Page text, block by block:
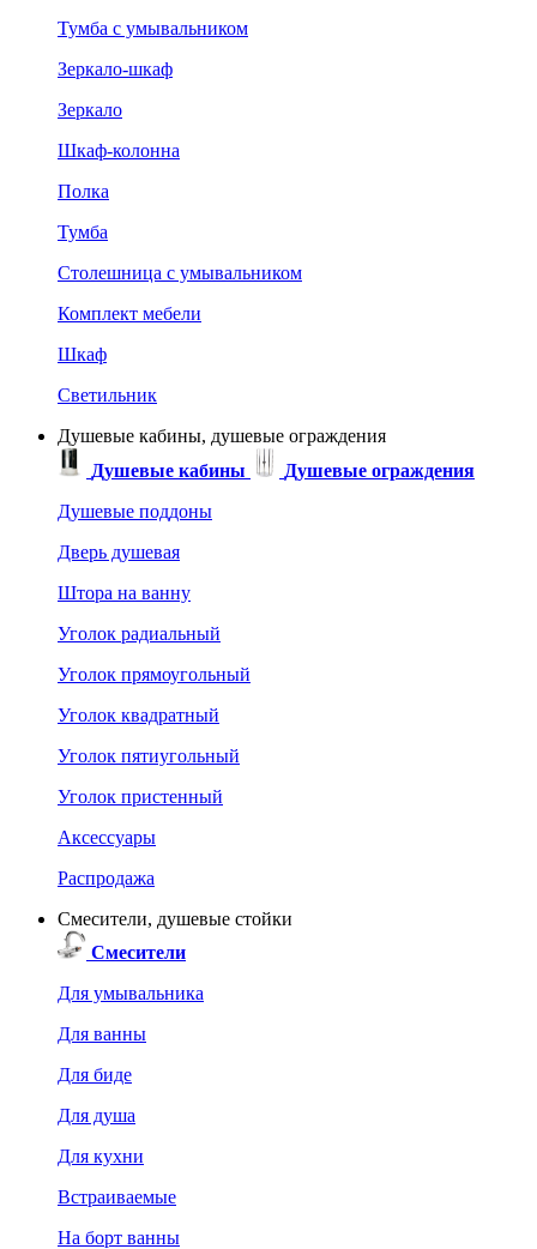
Тумба с умывальником
Зеркало-шкаф
Зеркало
Шкаф-колонна
Полка
Тумба
Столешница с умывальником
Комплект мебели
Шкаф
Светильник
Душевые кабины, душевые ограждения
Душевые кабины
Душевые ограждения
Душевые поддоны
Дверь душевая
Штора на ванну
Уголок радиальный
Уголок прямоугольный
Уголок квадратный
Уголок пятиугольный
Уголок пристенный
Аксессуары
Распродажа
Смесители, душевые стойки
Смесители
Для умывальника
Для ванны
Для биде
Для душа
Для кухни
Встраиваемые
На борт ванны